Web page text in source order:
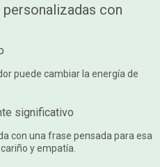
con
puede cambiar la energía de
significativo
con una frase pensada para esa
y empatía.